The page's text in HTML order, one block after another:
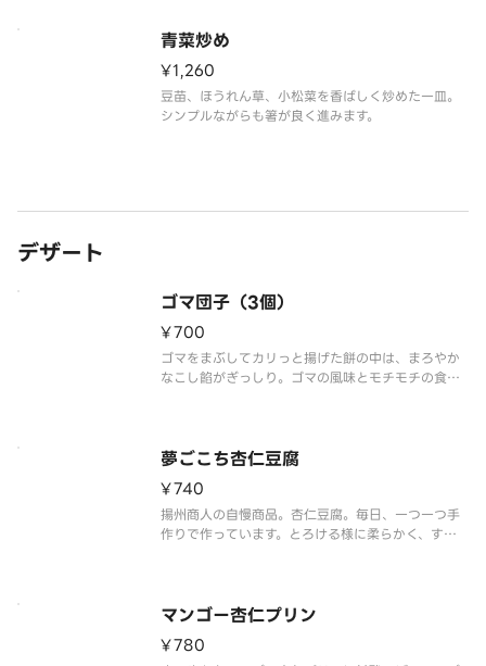
青菜炒め
¥1,260
豆苗、ほうれん草、小松菜を香ばしく炒めた一皿。
シンプルながらも箸が良く進みます。
デザート
ゴマ団子（3個）
¥700
ゴマをまぶしてカリっと揚げた餅の中は、まろやか
なこし餡がぎっしり。ゴマの風味とモチモチの食感
夢ごこち杏仁豆腐
¥740
揚州商人の自慢商品。杏仁豆腐。毎日、一つ一つ手
作りで作っています。とろける様に柔らかく、すっ
マンゴー杏仁プリン
¥780